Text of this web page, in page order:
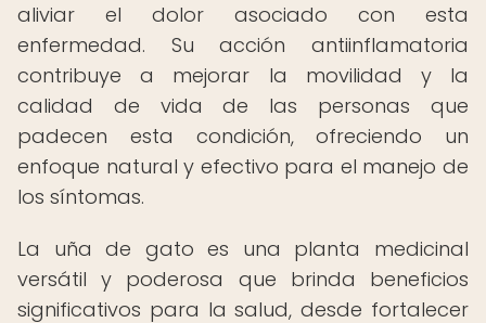
aliviar el dolor asociado con esta
enfermedad. Su acción antiinflamatoria
contribuye a mejorar la movilidad y la
calidad de vida de las personas que
padecen esta condición, ofreciendo un
enfoque natural y efectivo para el manejo de
los síntomas.
La uña de gato es una planta medicinal
versátil y poderosa que brinda beneficios
significativos para la salud, desde fortalecer